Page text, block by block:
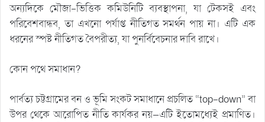
অন্যদিকে মৌজা-ভিত্তিক কমিউনিটি ব্যবস্থাপনা, যা টেকসই এবং
পরিবেশবান্ধব, তা এখনো পর্যাপ্ত নীতিগত সমর্থন পায় না। এটি এক
ধরনের স্পষ্ট নীতিগত বৈপরীত্য, যা পুনর্বিবেচনার দাবি রাখে।
কোন পথে সমাধান?
পার্বত্য চট্টগ্রামের বন ও ভূমি সংকট সমাধানে প্রচলিত “top-down” বা
উপর থেকে আরোপিত নীতি কার্যকর নয়—এটি ইতোমধ্যেই প্রমাণিত।